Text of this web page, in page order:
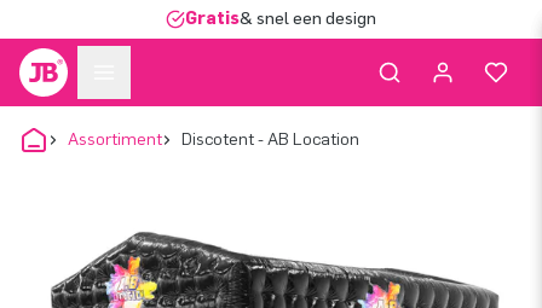
Gratis& snel een design
Assortiment Discotent - AB Location